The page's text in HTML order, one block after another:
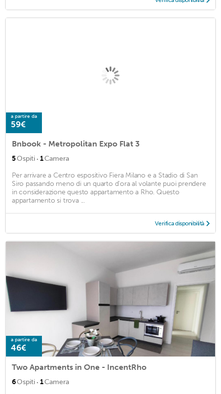
a partire da
59€
Bnbook - Metropolitan Expo Flat 3
5Ospiti · 1Camera
Per arrivare a Centro espositivo Fiera Milano e a Stadio di San
Siro passando meno di un quarto d'ora al volante puoi prendere
in considerazione questo appartamento a Rho. Questo
appartamento si trova ...
Verifica disponibilità
a partire da
46€
Two Apartments in One - IncentRho
6Ospiti · 1Camera